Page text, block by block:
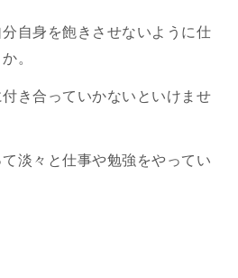
自身を飽きさせないように仕
。
き合っていかないといけませ
淡々と仕事や勉強をやってい